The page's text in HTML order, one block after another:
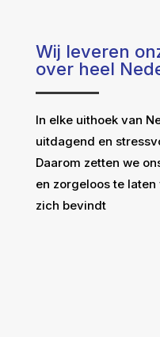
Wij leveren
over heel
In elke uithoek van
uitdagend en
Daarom zetten we
en zorgeloos te
zich bevindt